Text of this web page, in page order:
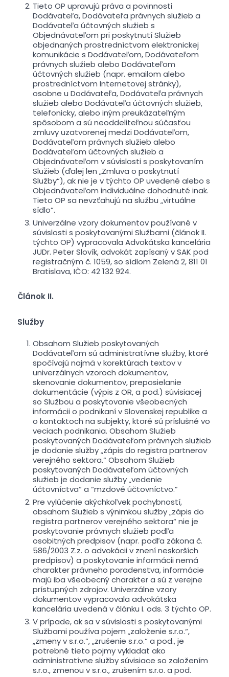
Tieto OP upravujú práva a povinnosti
Dodávateľa, Dodávateľa právnych služieb a
Dodávateľa účtovných služieb s
Objednávateľom pri poskytnutí Služieb
objednaných prostredníctvom elektronickej
komunikácie s Dodávateľom, Dodávateľom
právnych služieb alebo Dodávateľom
účtovných služieb (napr. emailom alebo
prostredníctvom Internetovej stránky),
osobne u Dodávateľa, Dodávateľa právnych
služieb alebo Dodávateľa účtovných služieb,
telefonicky, alebo iným preukázateľným
spôsobom a sú neoddeliteľnou súčasťou
zmluvy uzatvorenej medzi Dodávateľom,
Dodávateľom právnych služieb alebo
Dodávateľom účtovných služieb a
Objednávateľom v súvislosti s poskytovaním
Služieb (ďalej len „Zmluva o poskytnutí
Služby“), ak nie je v týchto OP uvedené alebo s
Objednávateľom individuálne dohodnuté inak.
Tieto OP sa nevzťahujú na službu „virtuálne
sídlo“.
Univerzálne vzory dokumentov používané v
súvislosti s poskytovanými Službami (článok II.
týchto OP) vypracovala Advokátska kancelária
JUDr. Peter Slovík, advokát zapísaný v SAK pod
registračným č. 1059, so sídlom Zelená 2, 811 01
Bratislava, IČO: 42 132 924.
Článok II.
Služby
Obsahom Služieb poskytovaných
Dodávateľom sú administratívne služby, ktoré
spočívajú najmä v korektúrach textov v
univerzálnych vzoroch dokumentov,
skenovanie dokumentov, preposielanie
dokumentácie (výpis z OR, a pod.) súvisiacej
so Službou a poskytovanie všeobecných
informácii o podnikaní v Slovenskej republike a
o kontaktoch na subjekty, ktoré sú príslušné vo
veciach podnikania. Obsahom Služieb
poskytovaných Dodávateľom právnych služieb
je dodanie služby „zápis do registra partnerov
verejného sektora.“ Obsahom Služieb
poskytovaných Dodávateľom účtovných
služieb je dodanie služby „vedenie
účtovníctva“ a “mzdové účtovníctvo.”
Pre vylúčenie akýchkoľvek pochybností,
obsahom Služieb s výnimkou služby „zápis do
registra partnerov verejného sektora“ nie je
poskytovanie právnych služieb podľa
osobitných predpisov (napr. podľa zákona č.
586/2003 Z.z. o advokácii v znení neskorších
predpisov) a poskytovanie informácii nemá
charakter právneho poradenstva, informácie
majú iba všeobecný charakter a sú z verejne
prístupných zdrojov. Univerzálne vzory
dokumentov vypracovala advokátska
kancelária uvedená v článku I. ods. 3 týchto OP.
V prípade, ak sa v súvislosti s poskytovanými
Službami používa pojem „založenie s.r.o.“,
„zmeny v s.r.o.“, „zrušenie s.r.o.“ a pod., je
potrebné tieto pojmy vykladať ako
administratívne služby súvisiace so založením
s.r.o., zmenou v s.r.o., zrušením s.r.o. a pod.